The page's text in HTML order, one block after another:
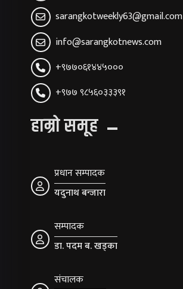
sarangkotweekly63@gmail.com
info@sarangkotnews.com
+९७७०६१४४५०००
+९७७ ९८५६०३३३९१
हाम्रो समूह
प्रधान सम्पादक
यदुनाथ बन्जारा
सम्पादक
डा. पदम ब. खड्का
संचालक